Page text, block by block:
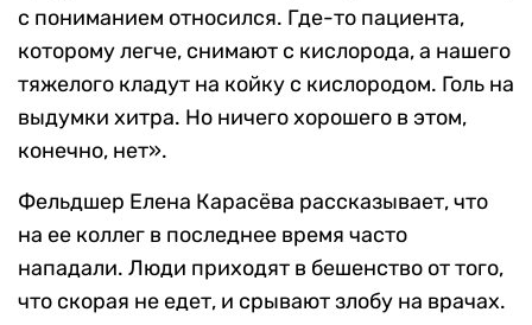
с пониманием относился. Где-то пациента,
которому легче, снимают с кислорода, а нашего
тяжелого кладут на койку с кислородом. Голь на
выдумки хитра. Но ничего хорошего в этом,
конечно, нет».
Фельдшер Елена Карасёва рассказывает, что
на ее коллег в последнее время часто
нападали. Люди приходят в бешенство от того,
что скорая не едет, и срывают злобу на врачах.